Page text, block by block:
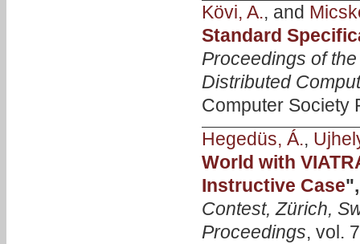
Kövi, A., and
Standard
Proceedings of
Distributed
Computer Society
Hegedüs, Á.,
World with
Instructive Case
Contest, Zürich,
Proceedings, vol.